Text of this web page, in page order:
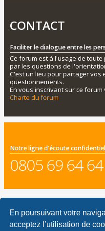
En poursuivant votre
acceptez l’utilisation de
CONTACT
Faciliter le dialogue entre les
Ce forum est à l'usage de
par les questions de
C'est un lieu pour partager vos
questionnements.
En vous inscrivant sur ce
Charte du forum
Notre ligne d'écoute
0805 69 64 64
Accueil du forum